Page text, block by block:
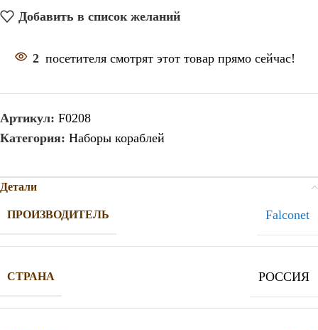
Добавить в список желаний
2 посетителя смотрят этот товар прямо сейчас!
Артикул: F0208
Категория: Наборы кораблей
Детали
ПРОИЗВОДИТЕЛЬ Falconet
СТРАНА РОССИЯ